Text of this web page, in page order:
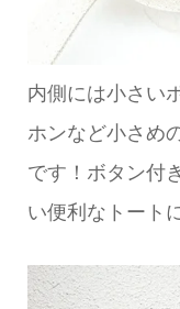
内側には小さい
ホンなど小さめ
です！ボタン付
い便利なトート